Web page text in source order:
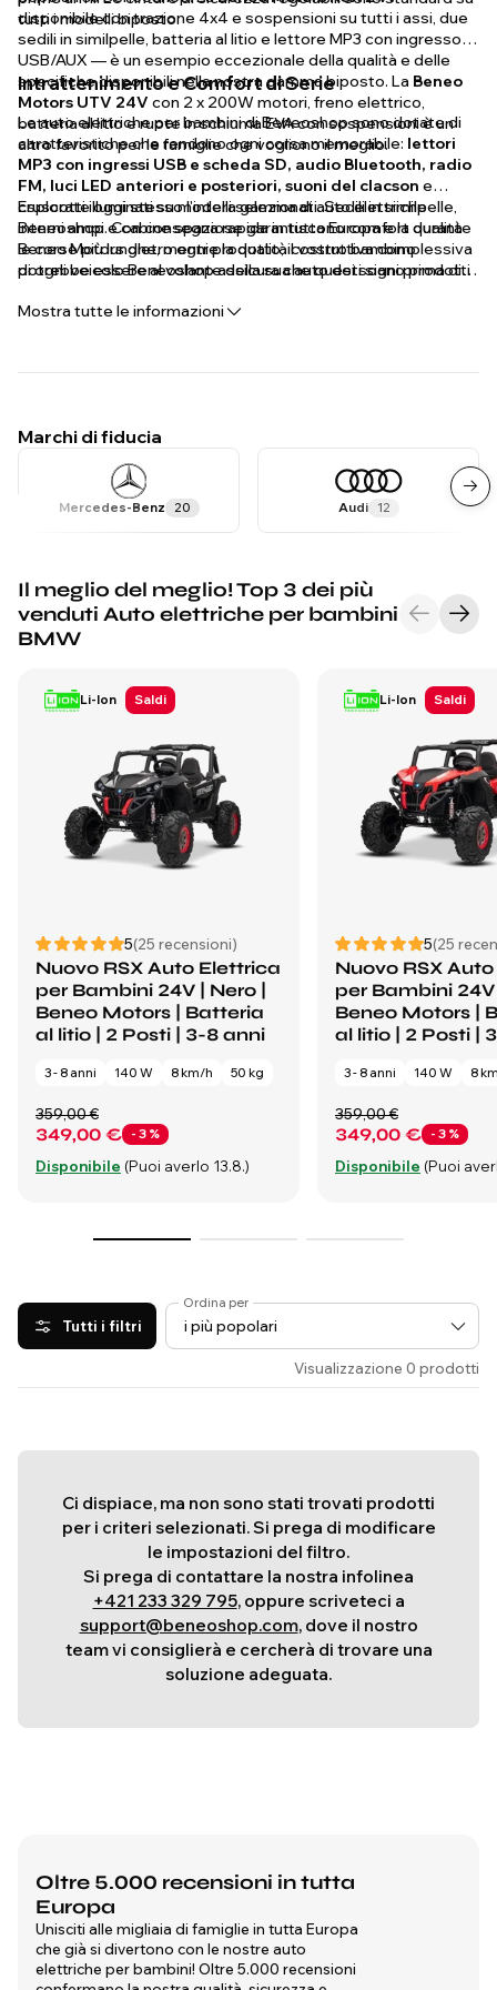
tutti i modelli biposto.
disponibile con trazione 4x4 e sospensioni su tutti i assi, due
sedili in similpelle, batteria al litio e lettore MP3 con ingresso
USB/AUX — è un esempio eccezionale della qualità e delle
specifiche disponibili nella nostra gamma biposto. La Beneo
Motors UTV 24V con 2 x 200W motori, freno elettrico,
batteria al litio e ruote in schiuma EVA con sospensioni è un
altro favorito per le famiglie che vogliono il meglio.
Intrattenimento e Comfort di Serie
Le auto elettriche per bambini di Beneoshop sono dotate di
caratteristiche che rendono ogni corsa memorabile: lettori
MP3 con ingressi USB e scheda SD, audio Bluetooth, radio
FM, luci LED anteriori e posteriori, suoni del clacson e
cruscotti illuminati su modelli selezionati. Sedili in similpelle,
interni ampi e cabine spaziose garantiscono comfort durante
le corse più lunghe, mentre la qualità costruttiva complessiva
di ogni veicolo Beneoshop assicura che questi siano prodotti
Esplorate oggi stesso l'intera gamma di auto elettriche
Beneoshop. Con consegna rapida in tutta Europa e la qualità
Beneo Motors dietro ogni prodotto, il vostro bambino
potrebbe essere al volante della sua auto dei sogni prima di
Mostra tutte le informazioni
Marchi di fiducia
Mercedes-Benz 20 Audi 12
Il meglio del meglio! Top 3 dei più
venduti Auto elettriche per bambini
BMW
Li-Ion Saldi
5(25 recensioni)
Nuovo RSX Auto Elettrica
per Bambini 24V | Nero |
Beneo Motors | Batteria
al litio | 2 Posti | 3-8 anni
3 - 8 anni 140 W 8 km/h 50 kg
349,00 € - 3 %
359,00 €
Disponibile (Puoi averlo 13.8.)
Li-Ion Saldi
5(25
Nuovo RSX
per Bambini 24V
Beneo Motors |
al litio | 2 Posti |
3 - 8 anni 140 W 8
349,00 € - 3 %
359,00 €
Disponibile (Puoi
Tutti i filtri
Ordina per
Visualizzazione 0 prodotti
Ci dispiace, ma non sono stati trovati prodotti
per i criteri selezionati. Si prega di modificare
le impostazioni del filtro.
Si prega di contattare la nostra infolinea
+421 233 329 795, oppure scriveteci a
support@beneoshop.com, dove il nostro
team vi consiglierà e cercherà di trovare una
soluzione adeguata.
Oltre 5.000 recensioni in tutta
Europa
Unisciti alle migliaia di famiglie in tutta Europa
che già si divertono con le nostre auto
elettriche per bambini! Oltre 5.000 recensioni